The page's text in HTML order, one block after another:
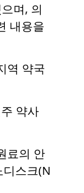
며, 의
내용을
역 약국
약사
료의 안
스크(N